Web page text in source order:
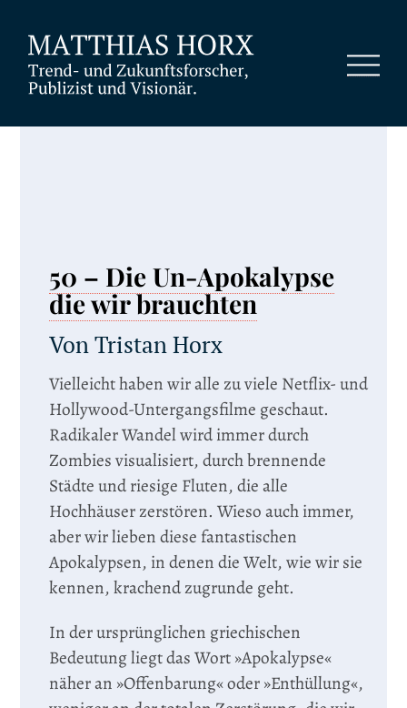
50 – Die Un-Apokalypse
die wir brauchten
Von Tristan Horx
Vielleicht haben wir alle zu viele Netflix- und
Hollywood-Untergangsfilme geschaut.
Radikaler Wandel wird immer durch
Zombies visualisiert, durch brennende
Städte und riesige Fluten, die alle
Hochhäuser zerstören. Wieso auch immer,
aber wir lieben diese fantastischen
Apokalypsen, in denen die Welt, wie wir sie
kennen, krachend zugrunde geht.
In der ursprünglichen griechischen
Bedeutung liegt das Wort »Apokalypse«
näher an »Offenbarung« oder »Enthüllung«,